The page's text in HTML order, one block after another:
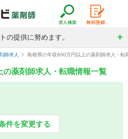
の提供に努めます。
師求人 島根県の年収600万円以上の薬剤師求人・転
薬剤師求人・転職情報一覧
件を変更する